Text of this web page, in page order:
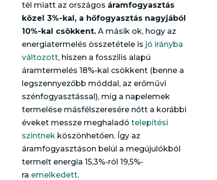
tél miatt az országos áramfogyasztás
közel 3%-kal, a hőfogyasztás nagyjából
10%-kal csökkent.A másik ok, hogy az
energiatermelés összetétele is jó irányba
változott, hiszen a fosszilis alapú
áramtermelés 18%-kal csökkent (benne a
legszennyezőbb móddal, az erőművi
szénfogyasztással), míg a napelemek
termelése másfélszeresére nőtt a korábbi
éveket messze meghaladó telepítési
szintnekköszönhetően. Így az
áramfogyasztáson belül a megújulókból
termelt energia 15,3%-ról 19,5%-
ra emelkedett.